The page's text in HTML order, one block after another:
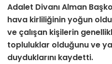
Adalet Divanı Alman
hava kirliliğinin yoğun
ve çalışan kişilerin
topluluklar olduğunu ve
duyduklarını kaydetti.